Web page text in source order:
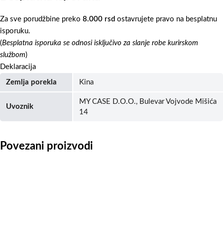
Za sve porudžbine preko 8.000 rsd ostavrujete pravo na besplatnu
isporuku.
(Besplatna isporuka se odnosi isključivo za slanje robe kurirskom
službom)
Deklaracija
Zemlja porekla Kina
Uvoznik
MY CASE D.O.O., Bulevar Vojvode Mišića
14
Povezani proizvodi